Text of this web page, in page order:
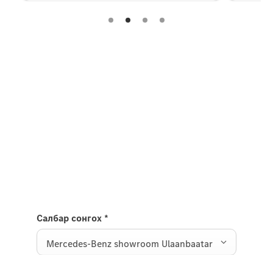
Салбар сонгох *
Mercedes-Benz showroom Ulaanbaatar